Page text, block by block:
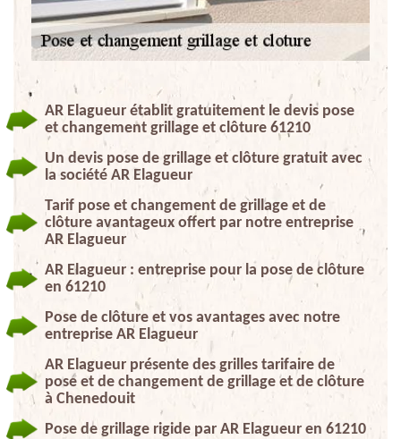
AR Elagueur établit gratuitement le devis pose
et changement grillage et clôture 61210
Un devis pose de grillage et clôture gratuit avec
la société AR Elagueur
Tarif pose et changement de grillage et de
clôture avantageux offert par notre entreprise
AR Elagueur
AR Elagueur : entreprise pour la pose de clôture
en 61210
Pose de clôture et vos avantages avec notre
entreprise AR Elagueur
AR Elagueur présente des grilles tarifaire de
pose et de changement de grillage et de clôture
à Chenedouit
Pose de grillage rigide par AR Elagueur en 61210